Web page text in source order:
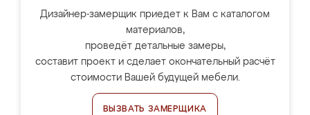
Дизайнер-замерщик приедет к Вам с каталогом
материалов,
проведёт детальные замеры,
составит проект и сделает окончательный расчёт
стоимости Вашей будущей мебели.
ВЫЗВАТЬ ЗАМЕРЩИКА